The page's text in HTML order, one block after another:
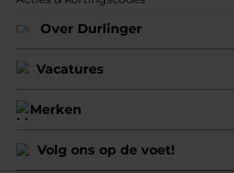
Over Durlinger
Vacatures
Merken
Volg ons op de voet!